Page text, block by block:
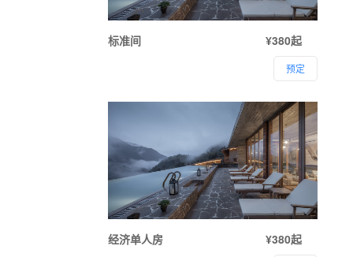
标准间 ¥380起
预定
经济单人房 ¥380起